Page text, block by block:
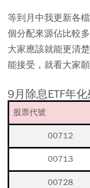
等到月中我更新各
個分配來源佔比較
大家應該就能更清
能接受，就看大家
9月除息ETF年
股票代號
00712
00713
00728